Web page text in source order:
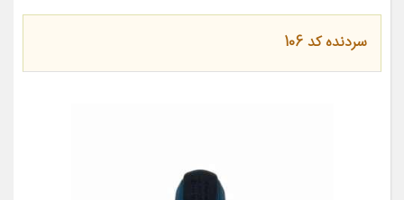
سردنده کد 106